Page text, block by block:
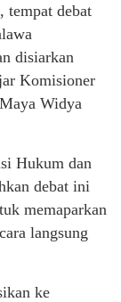
tempat debat
disiarkan
Komisioner
Widya
Hukum dan
debat ini
memaparkan
langsung
ke